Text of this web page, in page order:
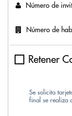
Número de
Número de
Retener
Se solicita
final se realiza